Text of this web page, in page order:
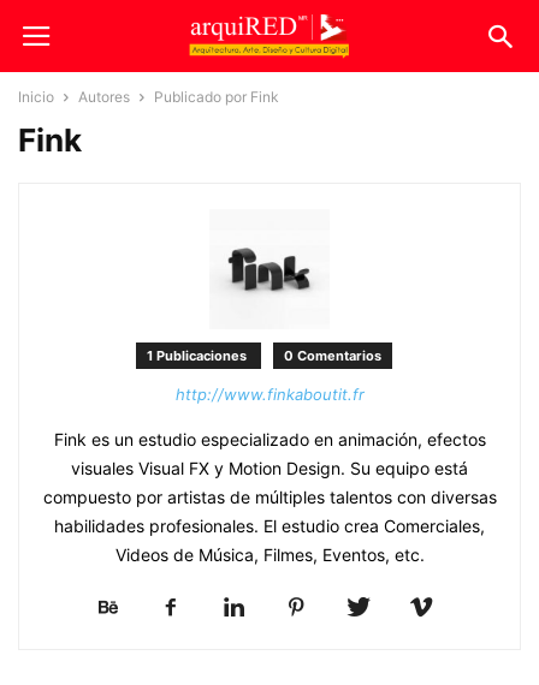
Inicio Autores Publicado por Fink
Fink
1 Publicaciones 0 Comentarios
http://www.finkaboutit.fr
Fink es un estudio especializado en animación, efectos
visuales Visual FX y Motion Design. Su equipo está
compuesto por artistas de múltiples talentos con diversas
habilidades profesionales. El estudio crea Comerciales,
Videos de Música, Filmes, Eventos, etc.